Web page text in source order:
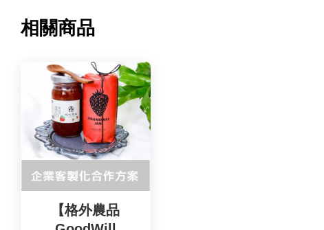
相關商品
【格外農品